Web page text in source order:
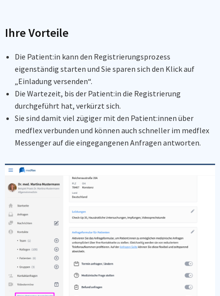
Ihre Vorteile
Die Patient:in kann den Registrierungsprozess
eigenständig starten und Sie sparen sich den Klick auf
„Einladung versenden“.
Die Wartezeit, bis der Patient:in die Registrierung
durchgeführt hat, verkürzt sich.
Sie sind damit viel zügiger mit den Patient:innen über
medflex verbunden und können auch schneller im medflex
Messenger auf die eingegangenen Anfragen antworten.